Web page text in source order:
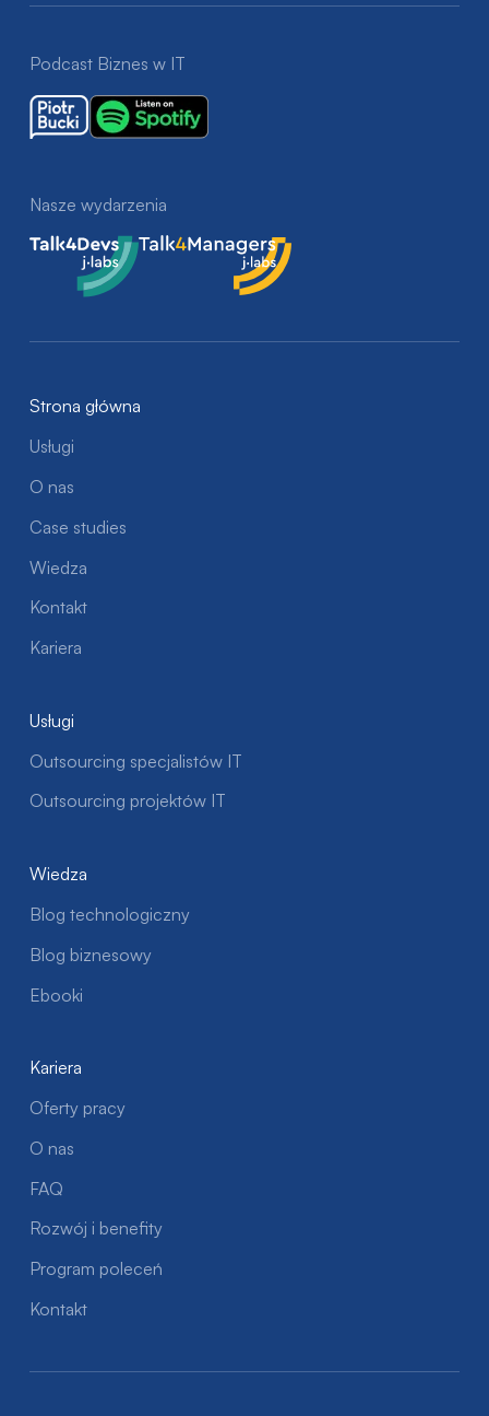
Podcast Biznes w IT
Nasze wydarzenia
Talk4Devs
Talk4Managers
Strona główna
Usługi
O nas
Case studies
Wiedza
Kontakt
Kariera
Usługi
Outsourcing specjalistów IT
Outsourcing projektów IT
Wiedza
Blog technologiczny
Blog biznesowy
Ebooki
Kariera
Oferty pracy
O nas
FAQ
Rozwój i benefity
Program poleceń
Kontakt